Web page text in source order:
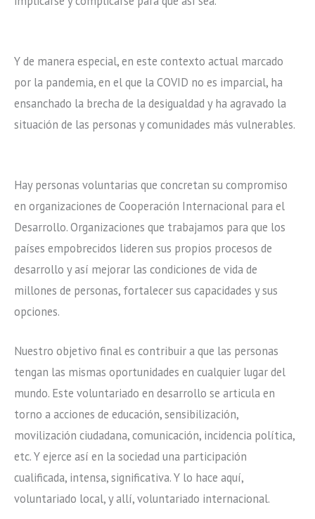
Y de manera especial, en este contexto actual marcado
por la pandemia, en el que la COVID no es imparcial, ha
ensanchado la brecha de la desigualdad y ha agravado la
situación de las personas y comunidades más vulnerables.
Hay personas voluntarias que concretan su compromiso
en organizaciones de Cooperación Internacional para el
Desarrollo. Organizaciones que trabajamos para que los
países empobrecidos lideren sus propios procesos de
desarrollo y así mejorar las condiciones de vida de
millones de personas, fortalecer sus capacidades y sus
opciones.
Nuestro objetivo final es contribuir a que las personas
tengan las mismas oportunidades en cualquier lugar del
mundo. Este voluntariado en desarrollo se articula en
torno a acciones de educación, sensibilización,
movilización ciudadana, comunicación, incidencia política,
etc. Y ejerce así en la sociedad una participación
cualificada, intensa, significativa. Y lo hace aquí,
voluntariado local, y allí, voluntariado internacional.